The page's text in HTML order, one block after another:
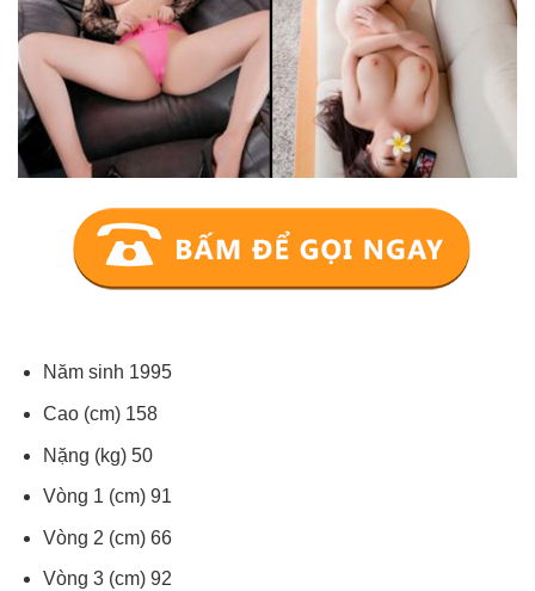
Năm sinh 1995
Cao (cm) 158
Nặng (kg) 50
Vòng 1 (cm) 91
Vòng 2 (cm) 66
Vòng 3 (cm) 92